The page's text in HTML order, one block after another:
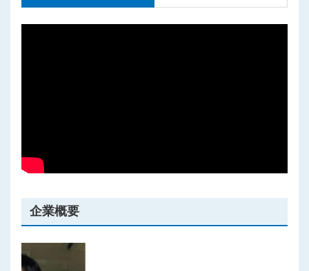
ちょこっと仕事体験コース トップ
お問い合わせ
企業概要